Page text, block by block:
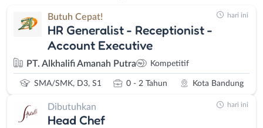
Butuh Cepat!
HR Generalist - Receptionist -
Account Executive
PT. Alkhalifi Amanah Putra Kompetitif
SMA/SMK, D3, S1 0 - 2 Tahun Kota Bandung
hari ini
Dibutuhkan
Head Chef
hari ini